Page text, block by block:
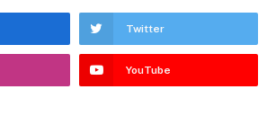
Twitter
YouTube